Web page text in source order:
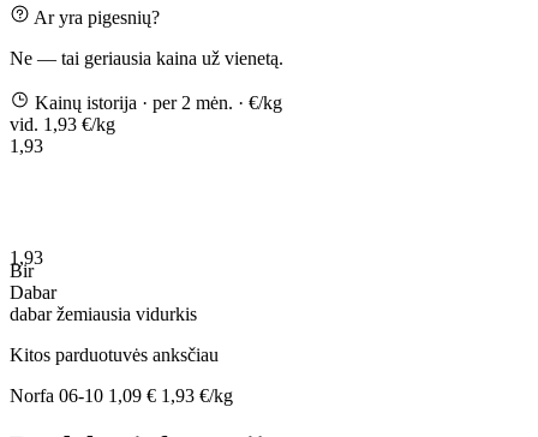
Ar yra pigesnių?
Ne — tai geriausia kaina už vienetą.
Kainų istorija · per 2 mėn. · €/kg
vid. 1,93 €/kg
1,93
1,93
Bir
Dabar
dabaržemiausia vidurkis
Kitos parduotuvės anksčiau
Norfa 06-10 1,09 € 1,93 €/kg